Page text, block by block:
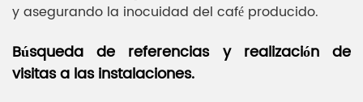
y asegurando la inocuidad del café producido.
Búsqueda de referencias y realización de
visitas a las instalaciones.